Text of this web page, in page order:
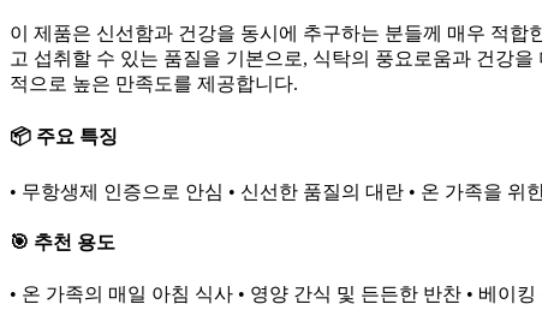
이 제품은 신선함과 건강을 동시에 추구하는 분들께 매우 적
고 섭취할 수 있는 품질을 기본으로, 식탁의 풍요로움과 건강
적으로 높은 만족도를 제공합니다.
📦 주요 특징
• 무항생제 인증으로 안심 • 신선한 품질의 대란 • 온 가족을 위
🎯 추천 용도
• 온 가족의 매일 아침 식사 • 영양 간식 및 든든한 반찬 • 베이